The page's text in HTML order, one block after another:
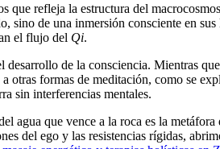
refleja la estructura del
de una inmersión consciente en
el flujo del Qi.
de la consciencia. Mientras
otras formas de meditación, como se
sin interferencias mentales.
agua que vence a la roca es la
del ego y las resistencias rígidas,